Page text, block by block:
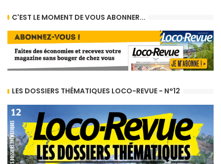
C'EST LE MOMENT DE VOUS ABONNER...
LES DOSSIERS THÉMATIQUES LOCO-REVUE - N°12